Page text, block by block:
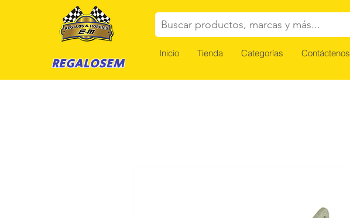
Inicio Tienda Categorías Contáctenos
REGALOSEM
Buscar productos, marcas y más...